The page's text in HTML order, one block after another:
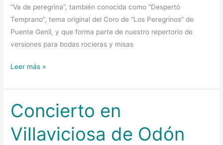
“Va de peregrina”, también conocida como “Despertó
Temprano”, tema original del Coro de “Los Peregrinos” de
Puente Genil, y que forma parte de nuestro repertorio de
versiones para bodas rocieras y misas
Leer más »
Concierto en
Villaviciosa de Odón
Concierto
en
Villaviciosa
de